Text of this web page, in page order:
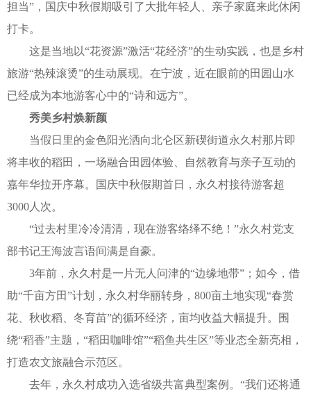
担当”，国庆中秋假期吸引了大批年轻人、亲子家庭来此休闲
打卡。
这是当地以“花资源”激活“花经济”的生动实践，也是乡村
旅游“热辣滚烫”的生动展现。在宁波，近在眼前的田园山水
已经成为本地游客心中的“诗和远方”。
秀美乡村焕新颜
当假日里的金色阳光洒向北仑区新碶街道永久村那片即
将丰收的稻田，一场融合田园体验、自然教育与亲子互动的
嘉年华拉开序幕。国庆中秋假期首日，永久村接待游客超
3000人次。
“过去村里冷冷清清，现在游客络绎不绝！”永久村党支
部书记王海波言语间满是自豪。
3年前，永久村是一片无人问津的“边缘地带”；如今，借
助“千亩方田”计划，永久村华丽转身，800亩土地实现“春赏
花、秋收稻、冬育苗”的循环经济，亩均收益大幅提升。围
绕“稻香”主题，“稻田咖啡馆”“稻鱼共生区”等业态全新亮相，
打造农文旅融合示范区。
去年，永久村成功入选省级共富典型案例。“我们还将通